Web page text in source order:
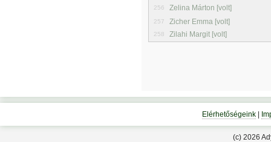
256 Zelina Márton [volt]
257 Zicher Emma [volt]
258 Zilahi Margit [volt]
Elérhetőségeink|
(c) 2026